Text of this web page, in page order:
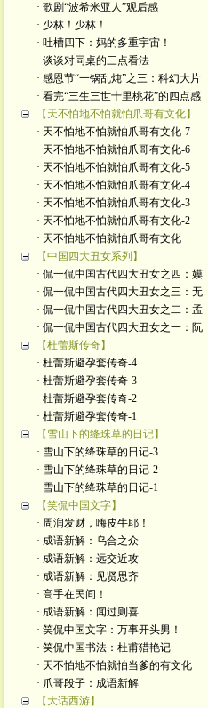
· 歌剧“波希米亚人”观后感
· 少林！少林！
· 吐槽四下：妈的多重宇宙！
· 谈谈对同桌的三点看法
· 感恩节“一锅乱炖”之三：科幻大片
· 看完“三生三世十里桃花”的四点感
【天不怕地不怕就怕爪哥有文化】
· 天不怕地不怕就怕爪哥有文化-7
· 天不怕地不怕就怕爪哥有文化-6
· 天不怕地不怕就怕爪哥有文化-5
· 天不怕地不怕就怕爪哥有文化-4
· 天不怕地不怕就怕爪哥有文化-3
· 天不怕地不怕就怕爪哥有文化-2
· 天不怕地不怕就怕爪哥有文化
【中国四大丑女系列】
· 侃一侃中国古代四大丑女之四：嫫
· 侃一侃中国古代四大丑女之三：无
· 侃一侃中国古代四大丑女之二：孟
· 侃一侃中国古代四大丑女之一：阮
【杜蕾斯传奇】
· 杜蕾斯避孕套传奇-4
· 杜蕾斯避孕套传奇-3
· 杜蕾斯避孕套传奇-2
· 杜蕾斯避孕套传奇-1
【雪山下的绛珠草的日记】
· 雪山下的绛珠草的日记-3
· 雪山下的绛珠草的日记-2
· 雪山下的绛珠草的日记-1
【笑侃中国文字】
· 周润发财，嗨皮牛耶！
· 成语新解：乌合之众
· 成语新解：远交近攻
· 成语新解：见贤思齐
· 高手在民间！
· 成语新解：闻过则喜
· 笑侃中国文字：万事开头男！
· 笑侃中国书法：杜甫猎艳记
· 天不怕地不怕就怕当爹的有文化
· 爪哥段子：成语新解
【大话西游】